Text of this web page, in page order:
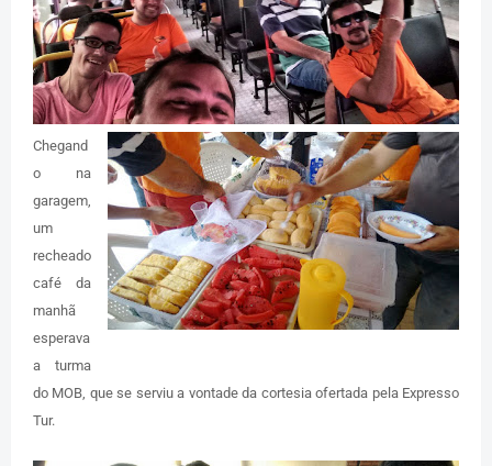
Chegand
o na
garagem,
um
recheado
café da
manhã
esperava
a turma
do MOB, que se serviu a vontade da cortesia ofertada pela Expresso
Tur.